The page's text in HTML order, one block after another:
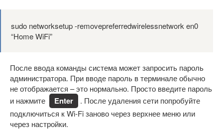
sudo networksetup -removepreferredwirelessnetwork en0
“Home WiFi”
После ввода команды система может запросить пароль
администратора. При вводе пароль в терминале обычно
не отображается – это нормально. Просто введите пароль
и нажмите
Enter
. После удаления сети попробуйте
подключиться к Wi-Fi заново через верхнее меню или
через настройки.